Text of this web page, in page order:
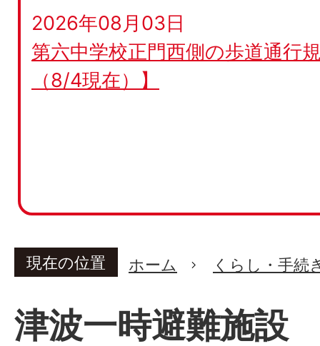
2026年08月03日
第六中学校正門西側の歩道通行
（8/4現在）】
現在の位置 ホーム くらし・手続
津波一時避難施設